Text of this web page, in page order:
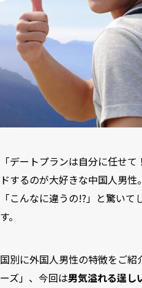
「デートプランは自分に任せ
ドするのが大好きな中国人男
「こんなに違うの!?」と驚い
す。
国別に外国人男性の特徴をご
ーズ」、今回は男気溢れる逞し